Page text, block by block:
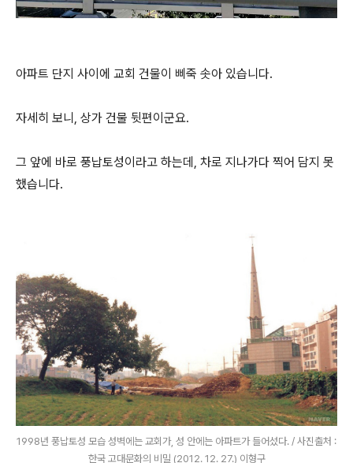
아파트 단지 사이에 교회 건물이 삐죽 솟아 있습니다.
자세히 보니, 상가 건물 뒷편이군요.
그 앞에 바로 풍납토성이라고 하는데, 차로 지나가다 찍어 담지 못
했습니다.
1998년 풍납토성 모습 성벽에는 교회가, 성 안에는 아파트가 들어섰다. / 사진출처 :
한국 고대문화의 비밀 (2012. 12. 27.) 이형구